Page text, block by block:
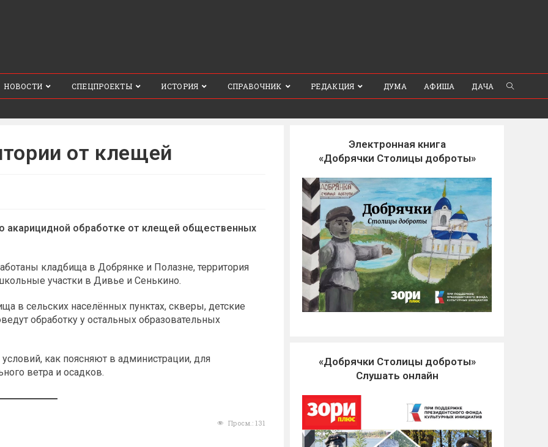
НОВОСТИ СПЕЦПРОЕКТЫ ИСТОРИЯ СПРАВОЧНИК РЕДАКЦИЯ ДУМА АФИША ДАЧА
от клещей
акарицидной обработке от клещей общественных
кладбища в Добрянке и Полазне, территория
участки в Дивье и Сенькино.
в сельских населённых пунктах, скверы, детские
обработку у остальных образовательных
как поясняют в администрации, для
ветра и осадков.
Просм.: 131
Электронная книга
«Добрячки Столицы доброты»
«Добрячки Столицы доброты»
Слушать онлайн